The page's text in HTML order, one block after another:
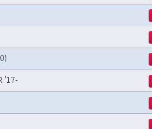
'17-